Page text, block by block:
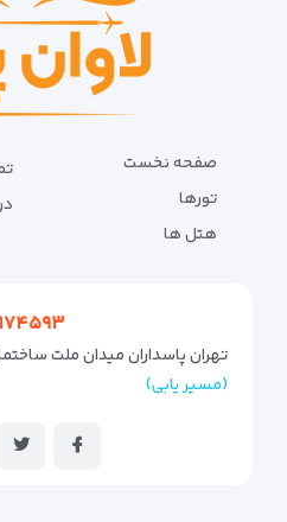
صفحه نخست
تورها
هتل ها
تهران پاسداران میدان ملت ساختمان
(مسیر یابی)